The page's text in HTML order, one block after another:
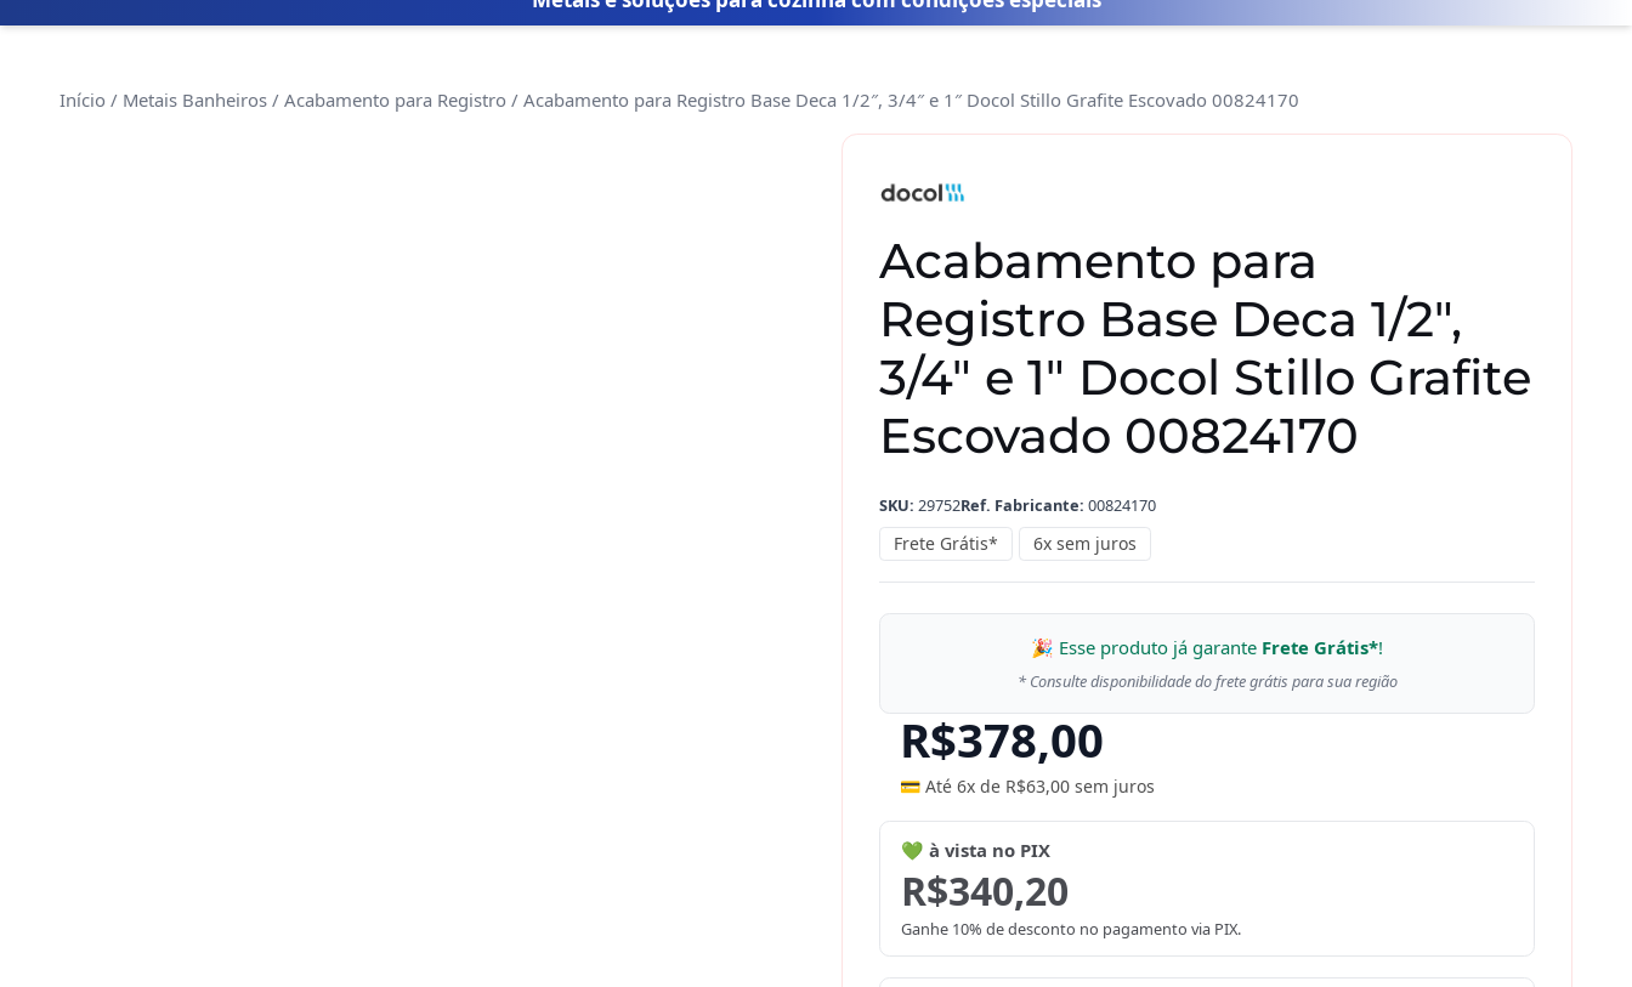
Início / Metais Banheiros / Acabamento para Registro / Acabamento para Registro Base Deca 1/2″, 3/4″ e 1″ Docol Stillo Grafite Escovado 00824170
Acabamento para
Registro Base Deca 1/2″,
3/4″ e 1″ Docol Stillo Grafite
Escovado 00824170
SKU: 29752Ref. Fabricante: 00824170
Frete Grátis* 6x sem juros
🎉 Esse produto já garante Frete Grátis*!
* Consulte disponibilidade do frete grátis para sua região
R$378,00
💳 Até 6x de R$63,00 sem juros
💚 à vista no PIX
R$340,20
Ganhe 10% de desconto no pagamento via PIX.
para
Registro
Deca
1/2",
3/4"
e
1"
Docol
Stillo
Escovado
00824170